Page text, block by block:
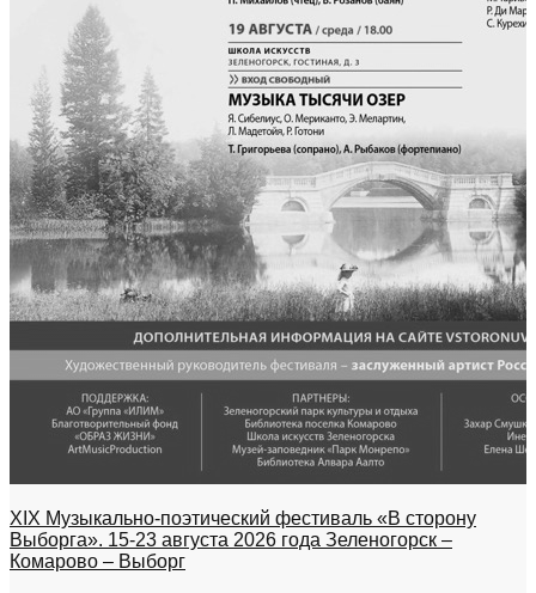
XIX Музыкально-поэтический фестиваль «В сторону
Выборга». 15-23 августа 2026 года Зеленогорск –
Комарово – Выборг